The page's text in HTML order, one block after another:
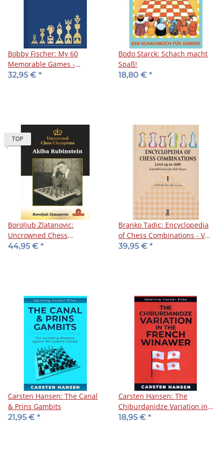
Bobby Fischer: My 60
Memorable Games -
Collector's Edition
32,95 € *
Bodo Starck: Schach macht
Spaß!
18,80 € *
TOP
Boroljub Zlatanovic:
Uncrowned Chess
Champions: Akiba
44,95 € *
Branko Tadic: Encyclopedia
of Chess Combinations - Vol.
1
39,95 € *
Carsten Hansen: The Canal
& Prins Gambits
21,95 € *
Carsten Hansen: The
Chiburdanidze Variation in
the French Winawer
18,95 € *